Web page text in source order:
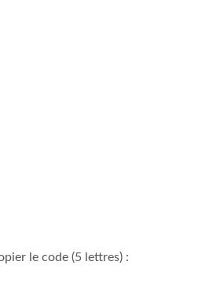
le code (5 lettres) :